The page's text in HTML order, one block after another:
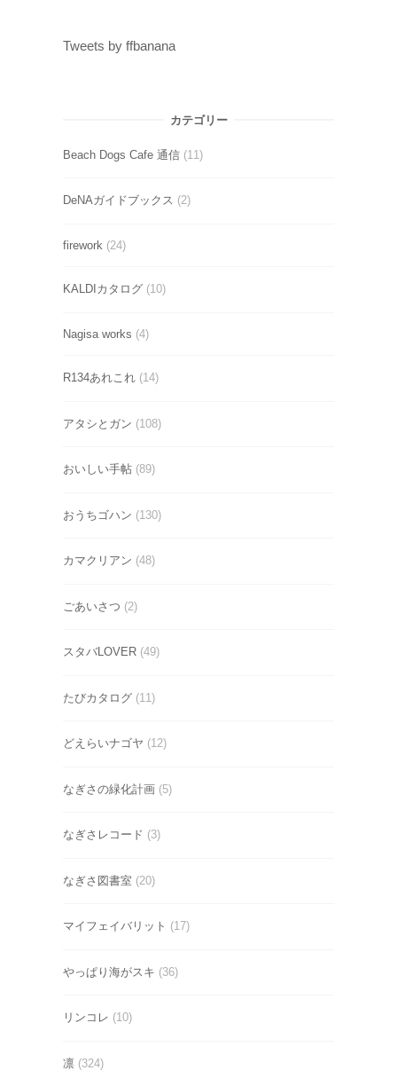
Tweets by ffbanana
カテゴリー
Beach Dogs Cafe 通信 (11)
DeNAガイドブックス (2)
firework (24)
KALDIカタログ (10)
Nagisa works (4)
R134あれこれ (14)
アタシとガン (108)
おいしい手帖 (89)
おうちゴハン (130)
カマクリアン (48)
ごあいさつ (2)
スタバLOVER (49)
たびカタログ (11)
どえらいナゴヤ (12)
なぎさの緑化計画 (5)
なぎさレコード (3)
なぎさ図書室 (20)
マイフェイバリット (17)
やっぱり海がスキ (36)
リンコレ (10)
凛 (324)